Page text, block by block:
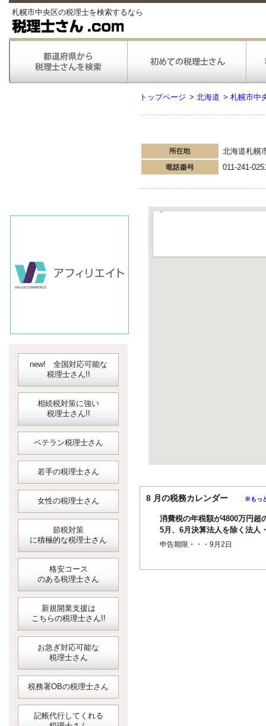
札幌市中央区の税理士を検索するなら
new! 全国対応可能な
税理士さん!!
相続税対策に強い
税理士さん!!
ベテラン税理士さん
若手の税理士さん
女性の税理士さん
節税対策
に積極的な税理士さん
格安コース
のある税理士さん
新規開業支援は
こちらの税理士さん!!
お急ぎ対応可能な
税理士さん
税務署OBの税理士さん
記帳代行してくれる
トップページ > 北海道 > 札幌市中
北海道札幌
011-241-
8 月の税務カレンダー ※もっ
消費税の年税額が4800万円超
5月、6月決算法人を除く法人
個人事業者の1月ごとの中間申
申告期限・・・9月2日